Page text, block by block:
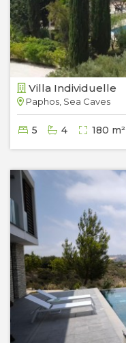
Villa Individuelle
Paphos, Sea Caves
5 4 180 m²